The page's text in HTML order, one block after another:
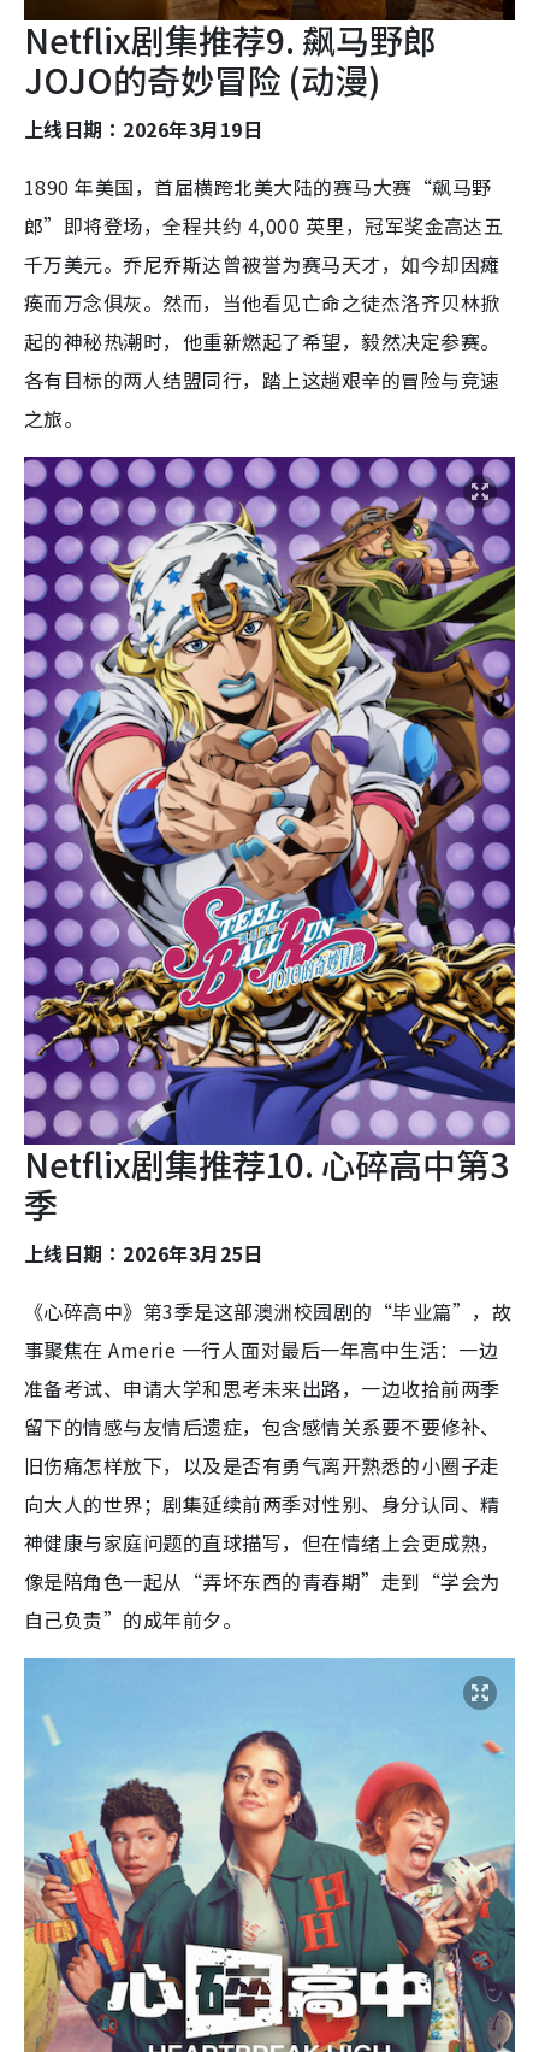
Netflix剧集推荐9. 飙马野郎
JOJO的奇妙冒险 (动漫)
上线日期：2026年3月19日
1890 年美国，首届横跨北美大陆的赛马大赛“飙马野
郎”即将登场，全程共约 4,000 英里，冠军奖金高达五
千万美元。乔尼乔斯达曾被誉为赛马天才，如今却因瘫
痪而万念俱灰。然而，当他看见亡命之徒杰洛齐贝林掀
起的神秘热潮时，他重新燃起了希望，毅然决定参赛。
各有目标的两人结盟同行，踏上这趟艰辛的冒险与竞速
之旅。
Netflix剧集推荐10. 心碎高中第3
季
上线日期：2026年3月25日
《心碎高中》第3季是这部澳洲校园剧的“毕业篇”，故
事聚焦在 Amerie 一行人面对最后一年高中生活：一边
准备考试、申请大学和思考未来出路，一边收拾前两季
留下的情感与友情后遗症，包含感情关系要不要修补、
旧伤痛怎样放下，以及是否有勇气离开熟悉的小圈子走
向大人的世界；剧集延续前两季对性别、身分认同、精
神健康与家庭问题的直球描写，但在情绪上会更成熟，
像是陪角色一起从“弄坏东西的青春期”走到“学会为
自己负责”的成年前夕。